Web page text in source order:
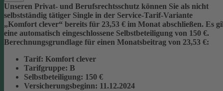
Unseren Privat- und Berufsrechtsschutz können Sie als nicht
selbstständig tätiger Single in der Service-Tarif-Variante
„Komfort clever“ bereits für 23,53 € im Monat abschließen. Es
eine automatisch eingeschlossene Selbstbeteiligung von 150 €.
Berechnungsgrundlage für einen Monatsbeitrag von 23,53 €:
Tarif: Komfort clever
Tarifgruppe: B
Selbstbeteiligung: 150 €
Versicherungsbeginn: 11.12.2024